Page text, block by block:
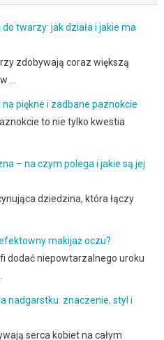
twarzy: jak działa i jakie ma
zdobywają coraz większą
…
na piękne i zadbane paznokcie
to nie tylko kwestia
– na czym polega i jakie są jej
dziedzina, która łączy
makijaż oczu?
dodać niepowtarzalnego uroku
nadgarstku: znaczenie, styl i
serca kobiet na całym